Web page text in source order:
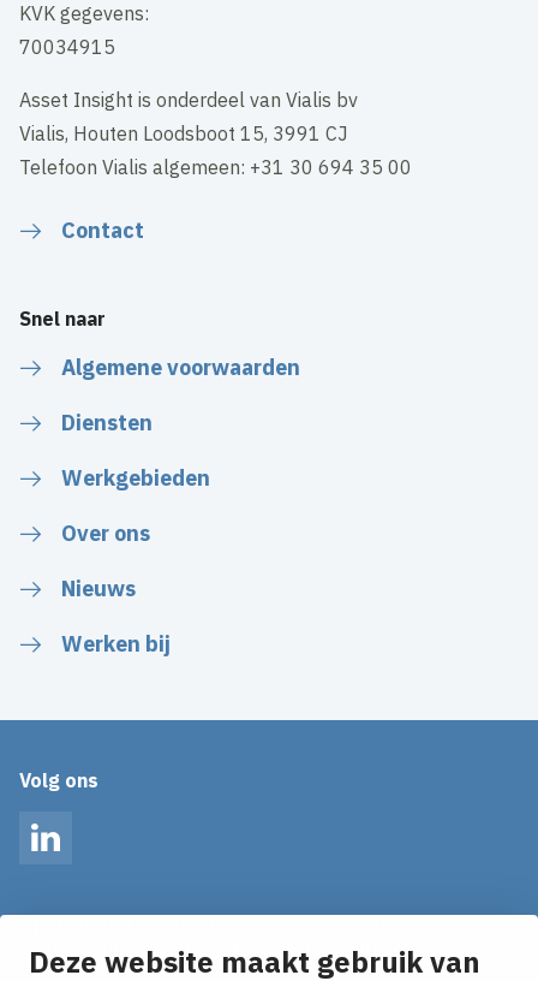
Deze website maakt gebruik van
KVK gegevens:
70034915
Asset Insight is onderdeel van Vialis bv
Vialis, Houten Loodsboot 15, 3991 CJ
Telefoon Vialis algemeen: +31 30 694 35 00
Contact
Snel naar
Algemene voorwaarden
Diensten
Werkgebieden
Over ons
Nieuws
Werken bij
Volg ons
LinkedIn
Ontvang onze nieuws alerts in je mailbox!